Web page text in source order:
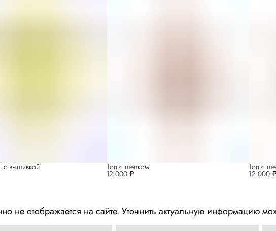
с вышивкой
12 000 ₽
Топ с шелком
12 000 ₽
Топ с
не отображается на сайте. Уточнить актуальную информацию